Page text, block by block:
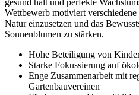
gesund hält und perfekte
Wettbewerb motiviert
Natur einzusetzen und das
Sonnenblumen zu stärken.
Hohe Beteiligung von
Starke Fokussierung auf
Enge Zusammenarbeit mit
Gartenbauvereinen